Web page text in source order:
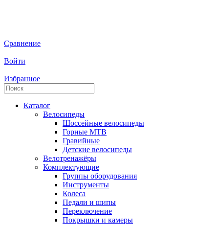
Сравнение
Войти
Избранное
Каталог
Велосипеды
Шоссейные велосипеды
Горные МTB
Гравийные
Детские велосипеды
Велотренажёры
Комплектующие
Группы оборудования
Инструменты
Колеса
Педали и шипы
Переключение
Покрышки и камеры